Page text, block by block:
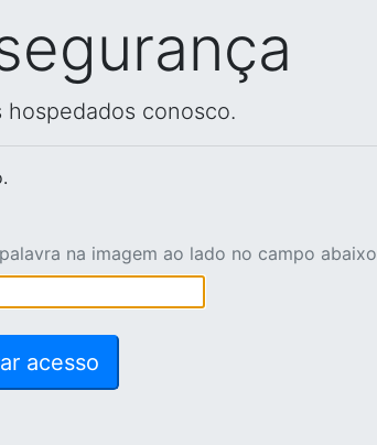
conosco.
na imagem ao lado no campo abaixo